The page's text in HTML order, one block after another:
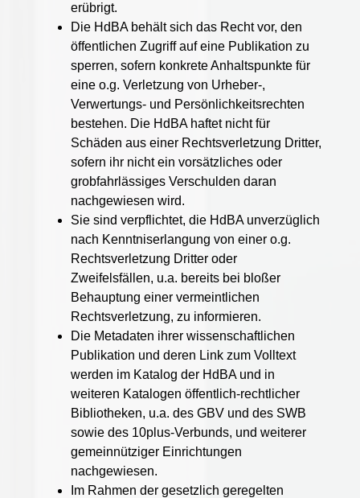
erübrigt.
Die HdBA behält sich das Recht vor, den
öffentlichen Zugriff auf eine Publikation zu
sperren, sofern konkrete Anhaltspunkte für
eine o.g. Verletzung von Urheber-,
Verwertungs- und Persönlichkeitsrechten
bestehen. Die HdBA haftet nicht für
Schäden aus einer Rechtsverletzung Dritter,
sofern ihr nicht ein vorsätzliches oder
grobfahrlässiges Verschulden daran
nachgewiesen wird.
Sie sind verpflichtet, die HdBA unverzüglich
nach Kenntniserlangung von einer o.g.
Rechtsverletzung Dritter oder
Zweifelsfällen, u.a. bereits bei bloßer
Behauptung einer vermeintlichen
Rechtsverletzung, zu informieren.
Die Metadaten ihrer wissenschaftlichen
Publikation und deren Link zum Volltext
werden im Katalog der HdBA und in
weiteren Katalogen öffentlich-rechtlicher
Bibliotheken, u.a. des GBV und des SWB
sowie des 10plus-Verbunds, und weiterer
gemeinnütziger Einrichtungen
nachgewiesen.
Im Rahmen der gesetzlich geregelten